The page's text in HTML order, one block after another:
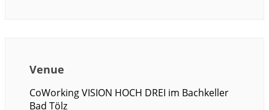
Venue
CoWorking VISION HOCH DREI im Bachkeller
Bad Tölz